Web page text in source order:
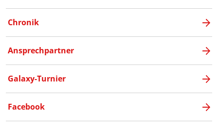
Chronik
Ansprechpartner
Galaxy-Turnier
Facebook